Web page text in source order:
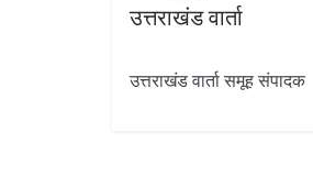
उत्तराखंड वार्ता
उत्तराखंड वार्ता समूह संपादक